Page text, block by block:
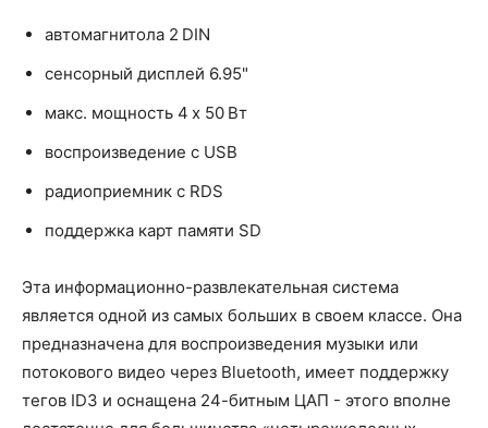
автомагнитола 2 DIN
сенсорный дисплей 6.95"
макс. мощность 4 x 50 Вт
воспроизведение с USB
радиоприемник с RDS
поддержка карт памяти SD
Эта информационно-развлекательная система
является одной из самых больших в своем классе. Она
предназначена для воспроизведения музыки или
потокового видео через Bluetooth, имеет поддержку
тегов ID3 и оснащена 24-битным ЦАП - этого вполне